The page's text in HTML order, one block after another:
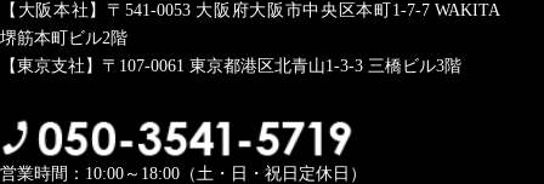
【大阪本社】〒541-0053大阪府大阪市中央区本町1-7-7 WAKITA
堺筋本町ビル2階
【東京支社】〒107-0061 東京都港区北青山1-3-3 三橋ビル3階
営業時間：10:00～18:00（土・日・祝日定休日）